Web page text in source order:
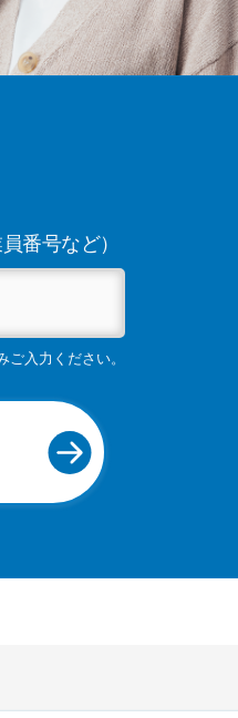
番号など）
入力ください。